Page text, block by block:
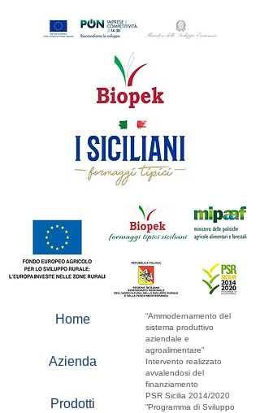
Home
Azienda
Prodotti
“Ammodernamento del
sistema produttivo
aziendale e
agroalimentare”
Intervento realizzato
avvalendosi del
finanziamento
PSR Sicilia 2014/2020
“Programma di Sviluppo